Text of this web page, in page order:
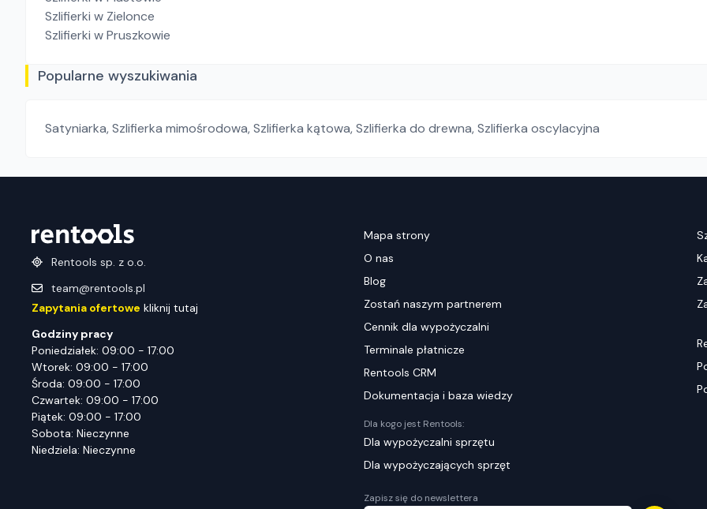
Szlifierki w Zielonce
Szlifierki w Pruszkowie
Popularne wyszukiwania
Satyniarka,Szlifierka mimośrodowa,Szlifierka kątowa,Szlifierka do drewna,Szlifierka oscylacyjna
Rentools sp. z o.o.
team@rentools.pl
Zapytania ofertowe kliknij tutaj
Godziny pracy
Poniedziałek: 09:00 - 17:00
Wtorek: 09:00 - 17:00
Środa: 09:00 - 17:00
Czwartek: 09:00 - 17:00
Piątek: 09:00 - 17:00
Sobota: Nieczynne
Niedziela: Nieczynne
Mapa strony
O nas
Blog
Zostań naszym partnerem
Cennik dla wypożyczalni
Terminale płatnicze
Rentools CRM
Dokumentacja i baza wiedzy
Dla kogo jest Rentools:
Dla wypożyczalni sprzętu
Dla wypożyczających sprzęt
Zapisz się do newslettera